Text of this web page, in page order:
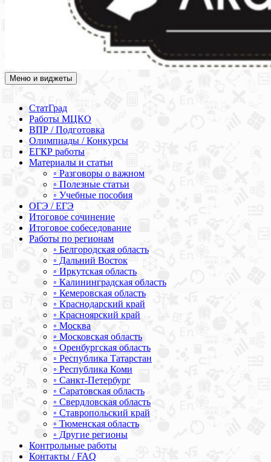
Академия СОВА
Подготовка к ЕГЭ, ОГЭ, ВПР, МЦКО, СтатГрад, КДР, ВОШ,
Меню и виджеты
СтатГрад
Работы МЦКО
ВПР / Подготовка
Олимпиады / Конкурсы
ЕГКР работы
Материалы и статьи
◦ Разговоры о важном
◦ Полезные статьи
◦ Учебные пособия
ОГЭ / ЕГЭ
Итоговое сочинение
Итоговое собеседование
Работы по регионам
◦ Белгородская область
◦ Дальний Восток
◦ Иркутская область
◦ Калининградская область
◦ Кемеровская область
◦ Краснодарский край
◦ Красноярский край
◦ Москва
◦ Московская область
◦ Оренбургская область
◦ Республика Татарстан
◦ Республика Коми
◦ Санкт-Петербург
◦ Саратовская область
◦ Свердловская область
◦ Ставропольский край
◦ Тюменская область
◦ Другие регионы
Контрольные работы
Контакты / FAQ